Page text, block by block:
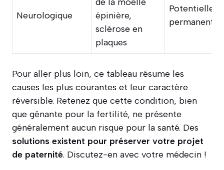
Neurologique
épinière,
sclérose en
plaques
permanent
Pour aller plus loin, ce tableau résume les
causes les plus courantes et leur caractère
réversible. Retenez que cette condition, bien
que gênante pour la fertilité, ne présente
généralement aucun risque pour la santé. Des
solutions existent pour préserver votre projet
de paternité. Discutez-en avec votre médecin !